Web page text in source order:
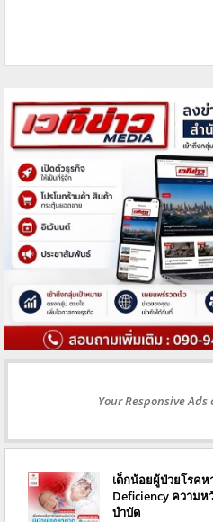
Your Responsive Ads
เด็กน้อยผู้ป่วยโรค
Deficiency ความห
บำบัด